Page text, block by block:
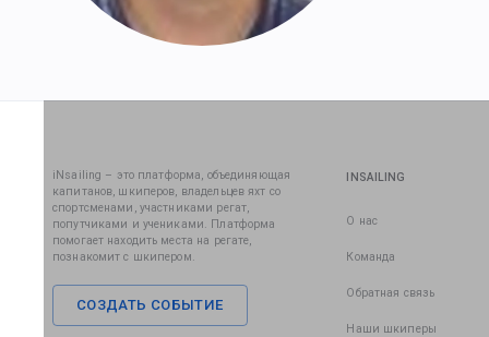
iNsailing – это платформа, объединяющая
капитанов, шкиперов, владельцев яхт со
спортсменами, участниками регат,
попутчиками и учениками. Платформа
помогает находить места на регате,
познакомит с шкипером.
СОЗДАТЬ СОБЫТИЕ
INSAILING
О нас
Команда
Обратная связь
Наши шкиперы